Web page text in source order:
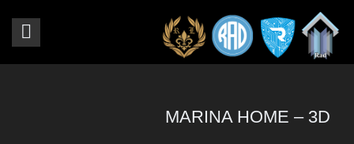
MARINA HOME – 3D